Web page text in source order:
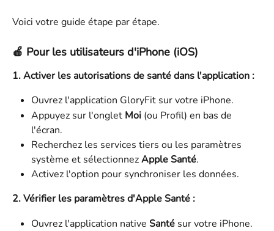
Voici votre guide étape par étape.
🍎 Pour les utilisateurs d'iPhone (iOS)
1. Activer les autorisations de santé dans l'application :
Ouvrez l'application GloryFit sur votre iPhone.
Appuyez sur l'onglet Moi (ou Profil) en bas de
l'écran.
Recherchez les services tiers ou les paramètres
système et sélectionnez Apple Santé.
Activez l'option pour synchroniser les données.
2. Vérifier les paramètres d'Apple Santé :
Ouvrez l'application native Santé sur votre iPhone.